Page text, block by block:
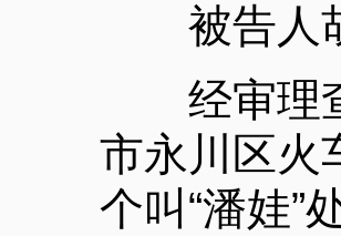
被告人胡
经审理查
市永川区火
个叫“潘娃”